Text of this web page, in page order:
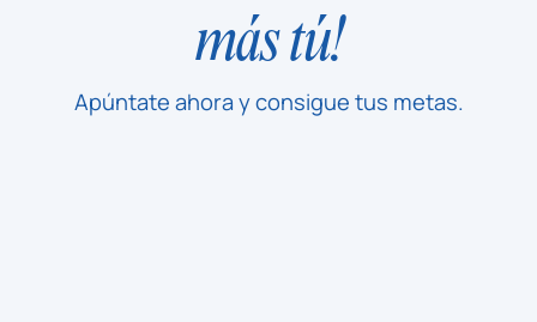
más tú!
Apúntate ahora y consigue tus metas.